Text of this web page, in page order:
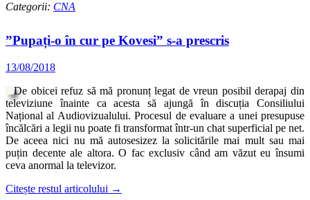
Categorii: CNA
”Pupați-o în cur pe Kovesi” s-a prescris
13/08/2018
De obicei refuz să mă pronunț legat de vreun posibil derapaj din
televiziune înainte ca acesta să ajungă în discuția Consiliului
Național al Audiovizualului. Procesul de evaluare a unei presupuse
încălcări a legii nu poate fi transformat într-un chat superficial pe net.
De aceea nici nu mă autosesizez la solicitările mai mult sau mai
puțin decente ale altora. O fac exclusiv când am văzut eu însumi
ceva anormal la televizor.
Citește restul articolului →